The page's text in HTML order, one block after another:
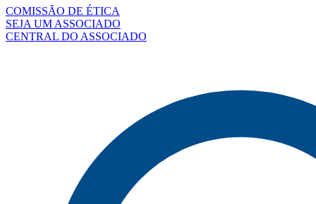
COMISSÃO DE ÉTICA
SEJA UM ASSOCIADO
CENTRAL DO ASSOCIADO